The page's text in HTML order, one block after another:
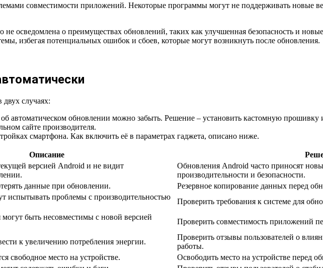
совместимости приложений. Некоторые программы могут не поддерживать новые
не осведомлена о преимуществах обновлений, таких как улучшенная безопасность и
избегая потенциальных ошибок и сбоев, которые могут возникнуть после обновления.
случаях:
автоматическом обновлении можно забыть. Решение – установить кастомную прошивку
сайте производителя.
смартфона. Как включить её в параметрах гаджета, описано ниже.
Описание
версией Android и не видит
Обновления Android часто приносят
производительности и безопасности.
данные при обновлении.
Резервное копирование данных перед
испытывать проблемы с производительностью
Проверить требования к системе для
быть несовместимы с новой версией
Проверить совместимость приложений
к увеличению потребления энергии.
Проверить отзывы пользователей о
работы.
свободное место на устройстве.
Освободить место на устройстве перед